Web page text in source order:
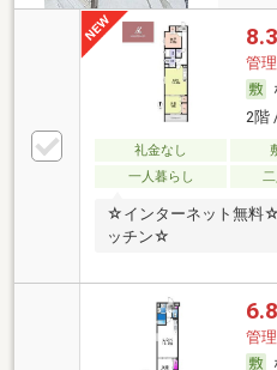
管
2階
礼金なし
一人暮らし
☆インターネット無料
ッチン☆
管